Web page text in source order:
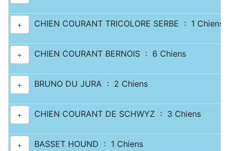
+ CHIEN COURANT TRICOLORE SERBE : 1 Chiens
+ CHIEN COURANT BERNOIS : 6 Chiens
+ BRUNO DU JURA : 2 Chiens
+ CHIEN COURANT DE SCHWYZ : 3 Chiens
+ BASSET HOUND : 1 Chiens